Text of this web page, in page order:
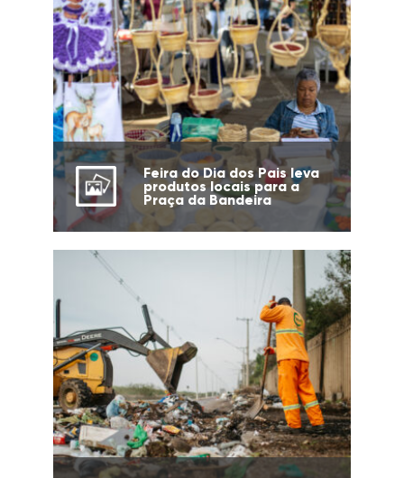
Feira do Dia dos Pais leva
produtos locais para a
Praça da Bandeira